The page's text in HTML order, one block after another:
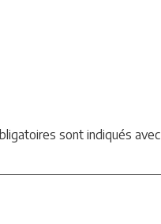
sont indiqués avec